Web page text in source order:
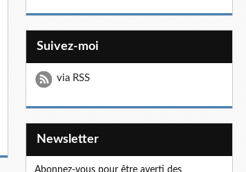
Suivez-moi
via RSS
Newsletter